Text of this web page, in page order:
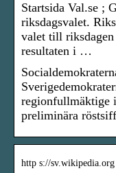
Startsida Val.se ;
riksdagsvalet.
valet till
resultaten i …
regionfullmäktige
preliminära
http s://